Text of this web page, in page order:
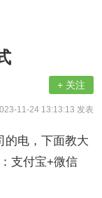
+ 关注
11-24 13:13:13 发表
的电，下面教大
支付宝+微信